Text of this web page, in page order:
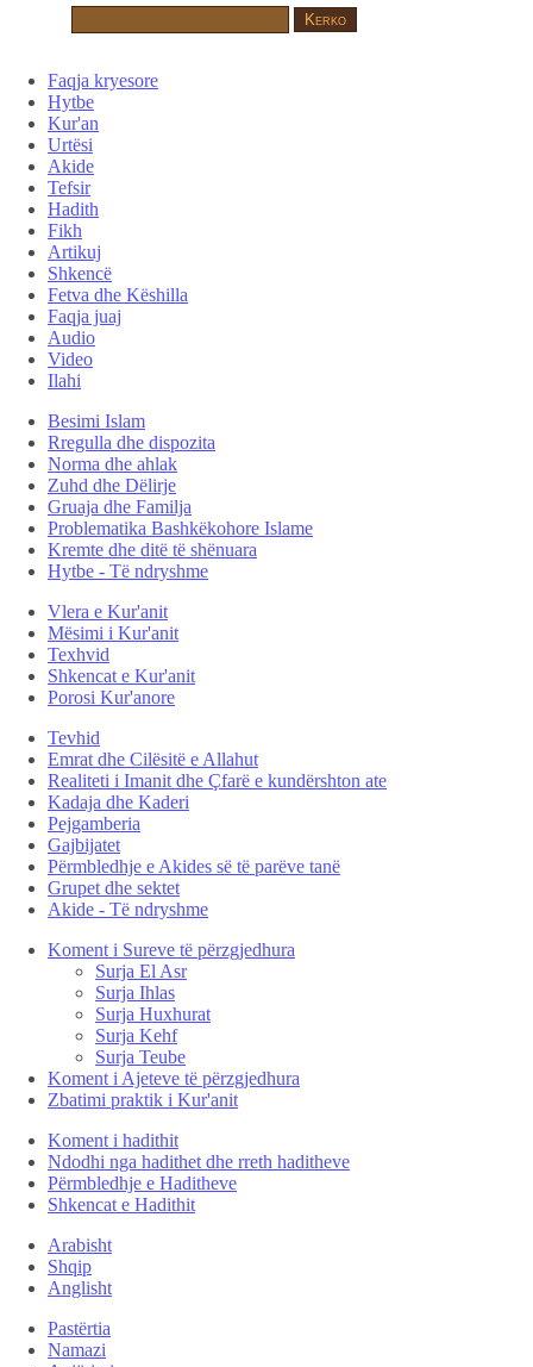
Faqja kryesore
Hytbe
Kur'an
Urtësi
Akide
Tefsir
Hadith
Fikh
Artikuj
Shkencë
Fetva dhe Këshilla
Faqja juaj
Audio
Video
Ilahi
Besimi Islam
Rregulla dhe dispozita
Norma dhe ahlak
Zuhd dhe Dëlirje
Gruaja dhe Familja
Problematika Bashkëkohore Islame
Kremte dhe ditë të shënuara
Hytbe - Të ndryshme
Vlera e Kur'anit
Mësimi i Kur'anit
Texhvid
Shkencat e Kur'anit
Porosi Kur'anore
Tevhid
Emrat dhe Cilësitë e Allahut
Realiteti i Imanit dhe Çfarë e kundërshton ate
Kadaja dhe Kaderi
Pejgamberia
Gajbijatet
Përmbledhje e Akides së të parëve tanë
Grupet dhe sektet
Akide - Të ndryshme
Koment i Sureve të përzgjedhura
Surja El Asr
Surja Ihlas
Surja Huxhurat
Surja Kehf
Surja Teube
Koment i Ajeteve të përzgjedhura
Zbatimi praktik i Kur'anit
Koment i hadithit
Ndodhi nga hadithet dhe rreth haditheve
Përmbledhje e Haditheve
Shkencat e Hadithit
Arabisht
Shqip
Anglisht
Pastërtia
Namazi